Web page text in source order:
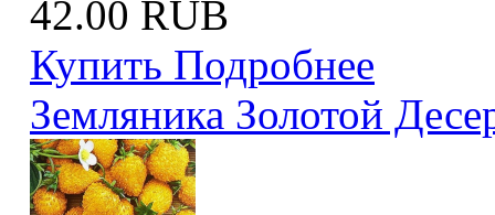
42.00 RUB
Купить Подробнее
Земляника Золотой